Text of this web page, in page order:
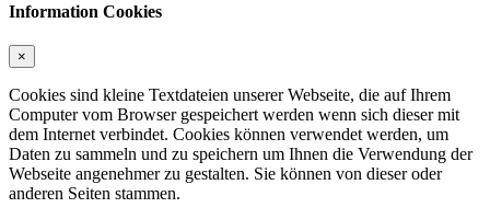
Information Cookies
×
Cookies sind kleine Textdateien unserer Webseite, die auf Ihrem
Computer vom Browser gespeichert werden wenn sich dieser mit
dem Internet verbindet. Cookies können verwendet werden, um
Daten zu sammeln und zu speichern um Ihnen die Verwendung der
Webseite angenehmer zu gestalten. Sie können von dieser oder
anderen Seiten stammen.